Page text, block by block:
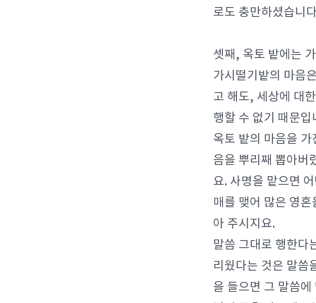
로도 충만하셨습니
셋째, 옥토 밭에는
가시떨기밭의 마음
고 해도, 세상에 대
행할 수 없기 때문
옥토 밭의 마음을
음을 뿌리째 뽑아버
요. 사명을 맡으면
매를 맺어 많은 영
아 주시지요.
말씀 그대로 행한다
리웠다는 것은 말씀
을 들으면 그 말씀